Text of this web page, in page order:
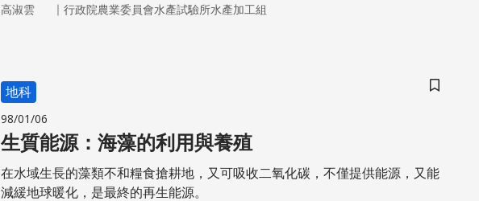
高淑雲 ｜ 行政院農業委員會水產試驗所水產加工組
儲存書籤
地科
98/01/06
生質能源：海藻的利用與養殖
在水域生長的藻類不和糧食搶耕地，又可吸收二氧化碳，不僅提供能源，又能
減緩地球暖化，是最終的再生能源。